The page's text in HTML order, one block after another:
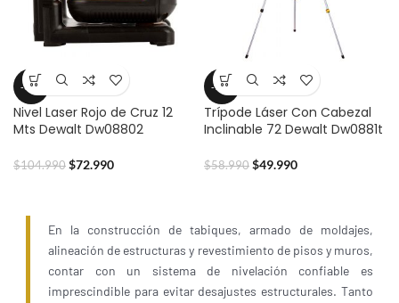
-30%
Nivel Laser Rojo de Cruz 12
Mts Dewalt Dw08802
$104.990 $72.990
-15%
Trípode Láser Con Cabezal
Inclinable 72 Dewalt Dw0881t
$58.990 $49.990
En la construcción de tabiques, armado de moldajes,
alineación de estructuras y revestimiento de pisos y muros,
contar con un sistema de nivelación confiable es
imprescindible para evitar desajustes estructurales. Tanto